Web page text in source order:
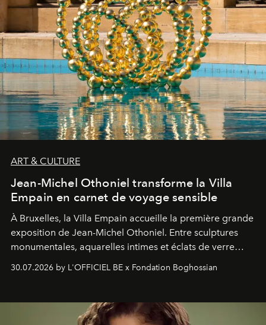
ART & CULTURE
Jean-Michel Othoniel transforme la Villa
Empain en carnet de voyage sensible
À Bruxelles, la Villa Empain accueille la première grande
exposition de Jean-Michel Othoniel. Entre sculptures
monumentales, aquarelles intimes et éclats de verre
émotionnel où chaque œuvre devient le souvenir
émerveillement.
30.07.2026 by L'OFFICIEL BE x Fondation Boghossian